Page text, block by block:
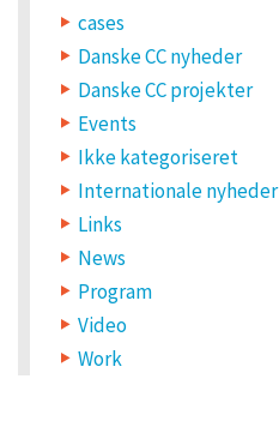
cases
Danske CC nyheder
Danske CC projekter
Events
Ikke kategoriseret
Internationale nyheder
Links
News
Program
Video
Work